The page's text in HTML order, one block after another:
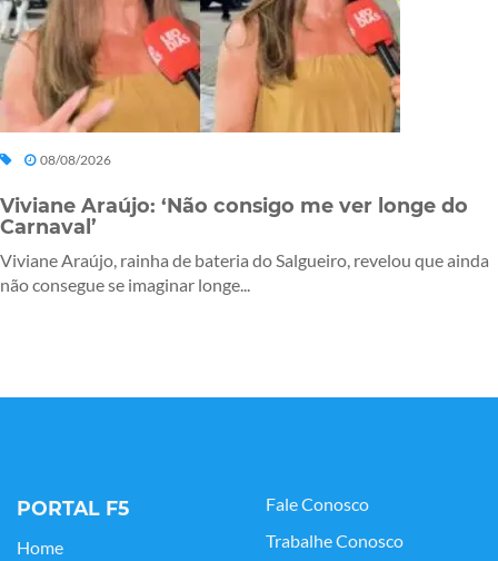
08/08/2026
Viviane Araújo: ‘Não consigo me ver longe do
Carnaval’
Viviane Araújo, rainha de bateria do Salgueiro, revelou que ainda
não consegue se imaginar longe...
PORTAL F5
Home
Fale Conosco
Trabalhe Conosco